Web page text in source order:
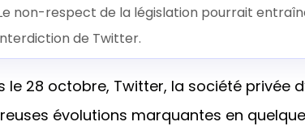
non-respect de la législation pourrait
de Twitter.
le 28 octobre, Twitter, la société privée
évolutions marquantes en